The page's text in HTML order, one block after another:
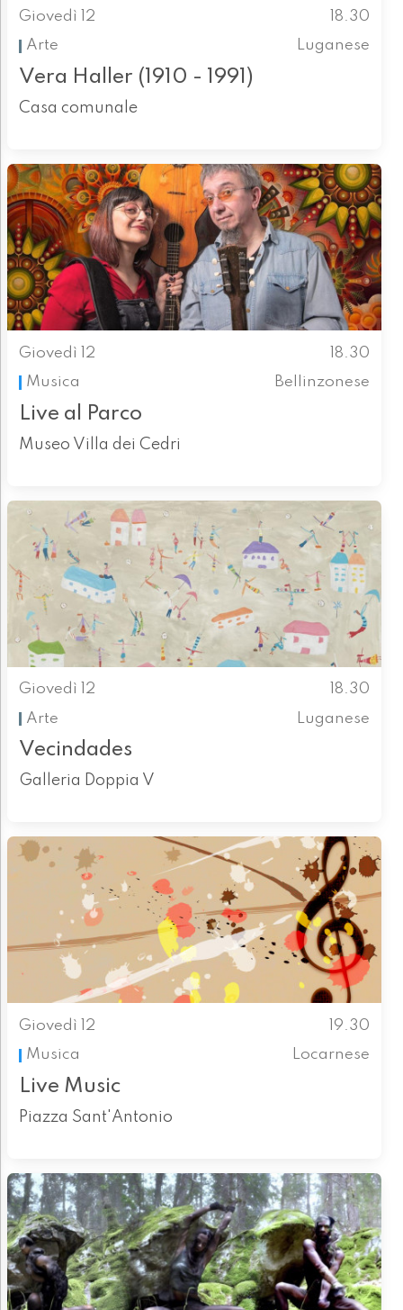
Giovedì 12
18.30
Arte
Luganese
Vera Haller (1910 - 1991)
Casa comunale
Giovedì 12
18.30
Musica
Bellinzonese
Live al Parco
Museo Villa dei Cedri
Giovedì 12
18.30
Arte
Luganese
Vecindades
Galleria Doppia V
Giovedì 12
19.30
Musica
Locarnese
Live Music
Piazza Sant'Antonio